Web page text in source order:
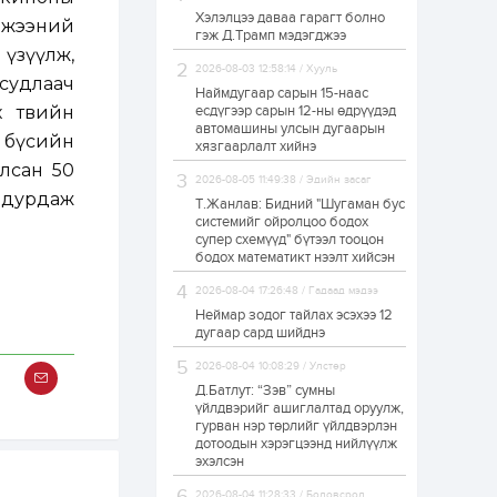
50
дурдаж
ЗГ: Автобензин,
дизель түлшний
онцгой албан
татварыг тэглэлээ
1 өдөр 2
З.Мэндсайхан:
Хүнсний нөөцийг
бэлтгэх агуулах,
зоорь бэлтгэх ААН-
үүдэд хөнгөлөлттэй
зээл олгоно
1 өдөр 1
Европ дахь
монголчуудын
соёлын наадам
1 өдөр 2 0
Өнгөрсөн сард
1,439.2 кг үнэт
металл худалдан
авчээ
Хэлэлцээ даваа гарагт болно
гэж Д.Трамп мэдэгджээ
2026-08-03 12:58:14 / Хууль
Наймдугаар сарын 15-наас
есдүгээр сарын 12-ны өдрүүдэд
автомашины улсын дугаарын
хязгаарлалт хийнэ
2026-08-05 11:49:38 / Эдийн засаг
Т.Жанлав: Бидний "Шугаман бус
системийг ойролцоо бодох
супер схемүүд" бүтээл тооцон
бодох математикт нээлт хийсэн
2026-08-04 17:26:48 / Гадаад мэдээ
Неймар зодог тайлах эсэхээ 12
дугаар сард шийднэ
2026-08-04 10:08:29 / Улстөр
Д.Батлут: “Зэв” сумны
үйлдвэрийг ашиглалтад оруулж,
гурван нэр төрлийг үйлдвэрлэн
дотоодын хэрэгцээнд нийлүүлж
эхэлсэн